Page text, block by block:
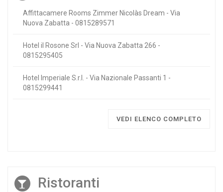
Affittacamere Rooms Zimmer Nicolàs Dream - Via
Nuova Zabatta - 0815289571
Hotel il Rosone Srl - Via Nuova Zabatta 266 -
0815295405
Hotel Imperiale S.r.l. - Via Nazionale Passanti 1 -
0815299441
VEDI ELENCO COMPLETO
Ristoranti